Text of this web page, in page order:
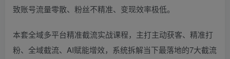
致账号流量零散、粉丝不精准、变现效率极低。
本套全域多平台精准截流实战课程，主打主动获客、精准打
粉、全域截流、AI赋能增效，系统拆解当下最落地的7大截流